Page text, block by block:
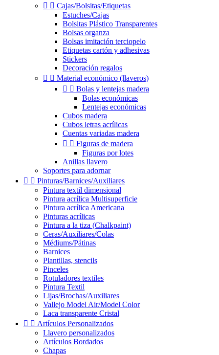
  Cajas/Bolsitas/Etiquetas
Estuches/Cajas
Bolsitas Plástico Transparentes
Bolsas organza
Bolsas imitación terciopelo
Etiquetas cartón y adhesivas
Stickers
Decoración regalos
  Material económico (llaveros)
  Bolas y lentejas madera
Bolas económicas
Lentejas económicas
Cubos madera
Cubos letras acrílicas
Cuentas variadas madera
  Figuras de madera
Figuras por lotes
Anillas llavero
Soportes para adornar
  Pinturas/Barnices/Auxiliares
Pintura textil dimensional
Pintura acrílica Multisuperficie
Pintura acrílica Americana
Pinturas acrílicas
Pintura a la tiza (Chalkpaint)
Ceras/Auxiliares/Colas
Médiums/Pátinas
Barnices
Plantillas, stencils
Pinceles
Rotuladores textiles
Pintura Textil
Lijas/Brochas/Auxiliares
Vallejo Model Air/Model Color
Laca transparente Cristal
  Artículos Personalizados
Llavero personalizados
Artículos Bordados
Chapas